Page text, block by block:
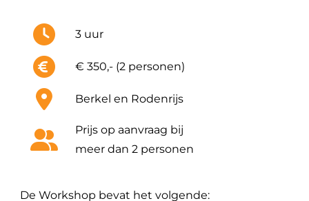
3 uur
€ 350,- (2 personen)
Berkel en Rodenrijs
Prijs op aanvraag bij
meer dan 2 personen
De Workshop bevat het volgende: